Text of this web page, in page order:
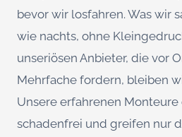
bevor wir losfahren. Was wir
wie nachts, ohne
unseriösen Anbieter, die vor
Mehrfache fordern, bleiben
Unsere erfahrenen Monteure
schadenfrei und greifen nur